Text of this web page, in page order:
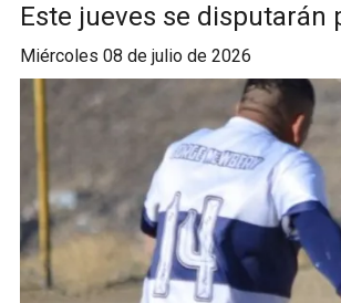
Este jueves se disputarán
miércoles 08 de julio de 2026